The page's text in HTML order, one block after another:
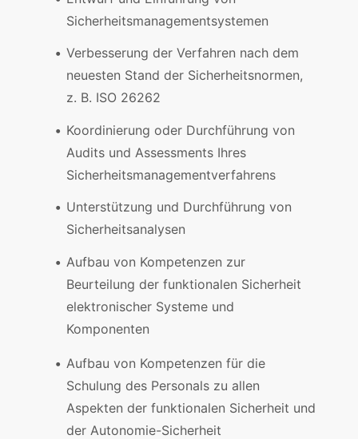
Sicherheitsmanagementsystemen
Verbesserung der Verfahren nach dem
neuesten Stand der Sicherheitsnormen,
z. B. ISO 26262
Koordinierung oder Durchführung von
Audits und Assessments Ihres
Sicherheitsmanagementverfahrens
Unterstützung und Durchführung von
Sicherheitsanalysen
Aufbau von Kompetenzen zur
Beurteilung der funktionalen Sicherheit
elektronischer Systeme und
Komponenten
Aufbau von Kompetenzen für die
Schulung des Personals zu allen
Aspekten der funktionalen Sicherheit und
der Autonomie-Sicherheit